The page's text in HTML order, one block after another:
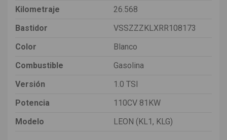
Kilometraje
26.568
Bastidor
VSSZZZKLXRR108173
Color
Blanco
Combustible
Gasolina
Versión
1.0 TSI
Potencia
110CV 81KW
Modelo
LEON (KL1, KLG)